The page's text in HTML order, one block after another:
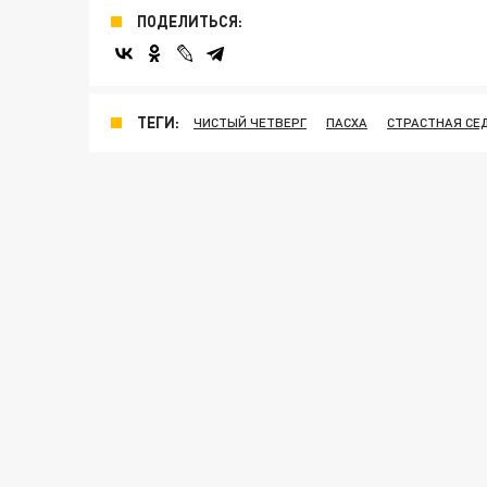
ПОДЕЛИТЬСЯ:
ТЕГИ: ЧИСТЫЙ ЧЕТВЕРГ ПАСХА СТРАСТНАЯ